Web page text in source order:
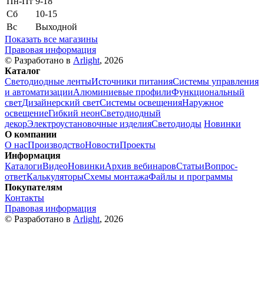
Сб
10-15
Вс
Выходной
Показать все магазины
Правовая информация
© Разработано в Arlight, 2026
Каталог
Светодиодные лентыИсточники питанияСистемы управления
и автоматизацииАлюминиевые профилиФункциональный
светДизайнерский светСистемы освещенияНаружное
освещениеГибкий неонСветодиодный
декорЭлектроустановочные изделияСветодиоды Новинки
О компании
О насПроизводствоНовостиПроекты
Информация
КаталогиВидеоНовинкиАрхив вебинаровСтатьиВопрос-
ответКалькуляторыСхемы монтажаФайлы и программы
Покупателям
Контакты
Правовая информация
© Разработано в Arlight, 2026